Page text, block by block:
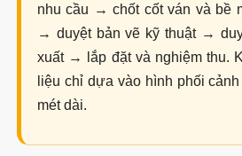
nhu cầu → chốt cốt ván và bề
→ duyệt bản vẽ kỹ thuật →
xuất → lắp đặt và nghiệm thu.
liệu chỉ dựa vào hình phối
mét dài.